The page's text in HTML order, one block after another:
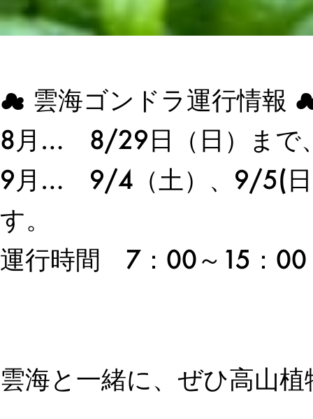
☁ 雲海ゴンドラ運行情報
8月… 8/29日（日）まで
9月… 9/4（土）、9/5(日
す。
運行時間 7：00～15：00
雲海と一緒に、ぜひ高山